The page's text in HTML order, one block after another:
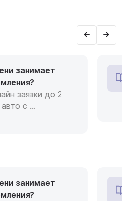
занимает
заявки до 2
с ...
занимает